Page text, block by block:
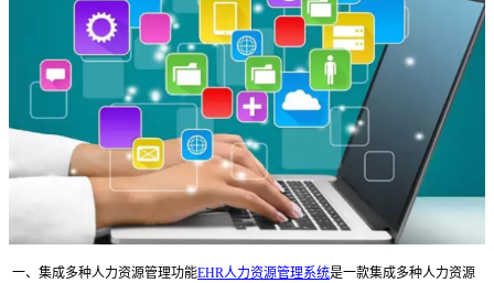
一、集成多种人力资源管理功能EHR人力资源管理系统是一款集成多种人力资源